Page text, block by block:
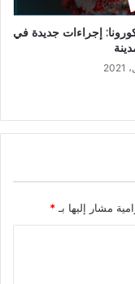
إجراءات جديدة في
مشار إليها بـ *